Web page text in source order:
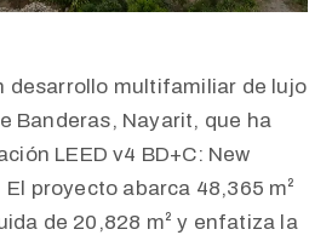
desarrollo multifamiliar de lujo
Banderas, Nayarit, que ha
LEED v4 BD+C: New
proyecto abarca 48,365 m²
de 20,828 m² y enfatiza la